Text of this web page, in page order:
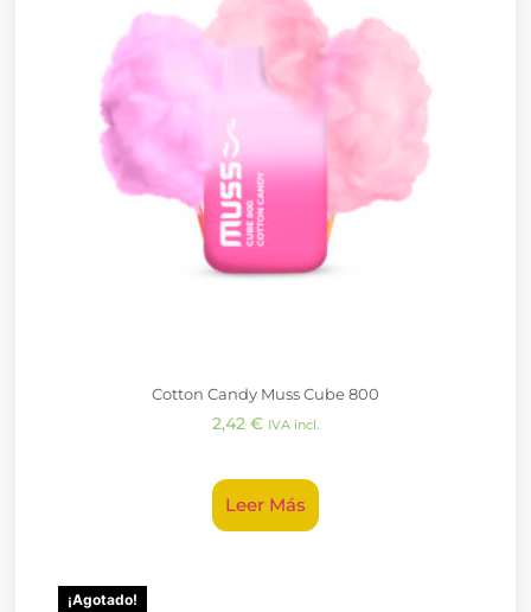
Cotton Candy Muss Cube 800
2,42 € IVA incl.
Leer Más
¡Agotado!